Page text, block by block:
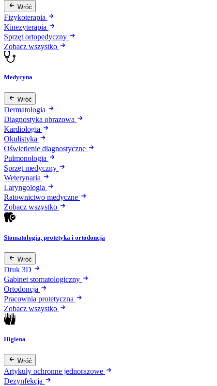
Wróć
Fizykoterapia
Kinezyterapia
Sprzęt ortopedyczny
Zobacz wszystko
Medycyna
Wróć
Dermatologia
Diagnostyka obrazowa
Kardiologia
Okulistyka
Oświetlenie diagnostyczne
Pulmonologia
Sprzęt medyczny
Weterynaria
Laryngologia
Ratownictwo medyczne
Zobacz wszystko
Stomatologia, protetyka i ortodoncja
Wróć
Druk 3D
Gabinet stomatologiczny
Ortodoncja
Pracownia protetyczna
Zobacz wszystko
Higiena
Wróć
Artykuły ochronne jednorazowe
Dezynfekcja